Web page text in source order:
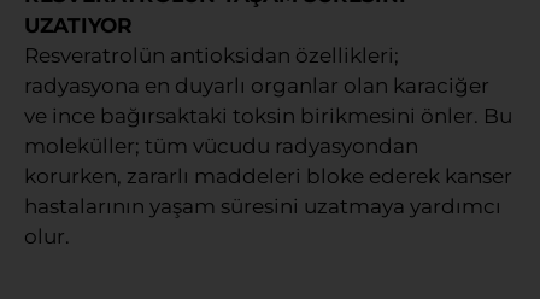
UZATIYOR
Resveratrolün antioksidan özellikleri;
radyasyona en duyarlı organlar olan karaciğer
ve ince bağırsaktaki toksin birikmesini önler. Bu
moleküller; tüm vücudu radyasyondan
korurken, zararlı maddeleri bloke ederek kanser
hastalarının yaşam süresini uzatmaya yardımcı
olur.